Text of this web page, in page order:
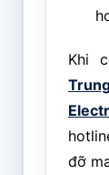
Khi
đỡ